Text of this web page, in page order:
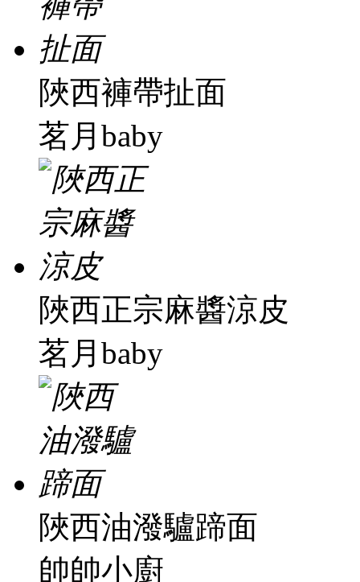
陜西褲帶扯面
茗月baby
陜西正宗麻醬涼皮
茗月baby
陜西油潑驢蹄面
帥帥小廚